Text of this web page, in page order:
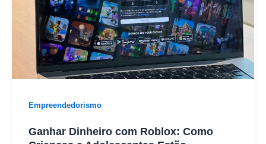
Empreendedorismo
Ganhar Dinheiro com Roblox: Como